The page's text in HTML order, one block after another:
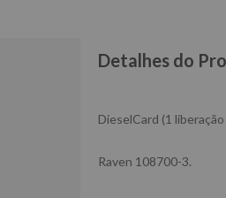
Detalhes do
DieselCard (1
Raven 108700-3.